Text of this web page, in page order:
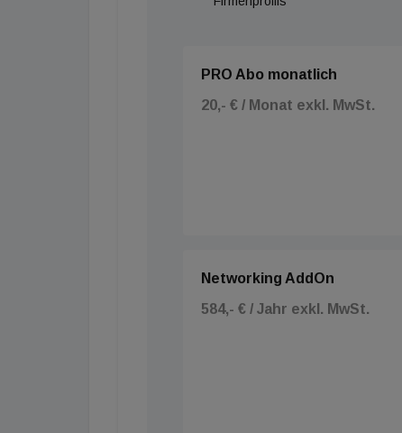
PRO Abo monatlich
20,- € / Monat exkl. MwSt.
Networking AddOn
584,- € / Jahr exkl. MwSt.